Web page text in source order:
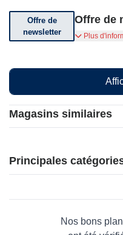
Magasins similaires
J2F Shop
Global YO
AURAS Travel
Principales
Maison & Jardin
Nos bons
Offre de
newsletter
Offre de
Inscrivez-
spéciales
Plus